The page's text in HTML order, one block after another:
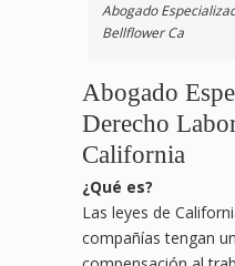
Abogado
Bellflower Ca
Abogado
Derecho
California
¿Qué es?
Las leyes de
compañías tengan